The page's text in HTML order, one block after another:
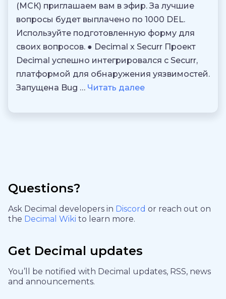
(МСК) приглашаем вам в эфир. За лучшие
вопросы будет выплачено по 1000 DEL.
Используйте подготовленную форму для
своих вопросов. ● Decimal x Securr Проект
Decimal успешно интегрировался с Securr,
платформой для обнаружения уязвимостей.
Запущена Bug … Читать далее
Questions?
Ask Decimal developers in Discord or reach out on
the Decimal Wiki to learn more.
Get Decimal updates
You’ll be notified with Decimal updates, RSS, news
and announcements.